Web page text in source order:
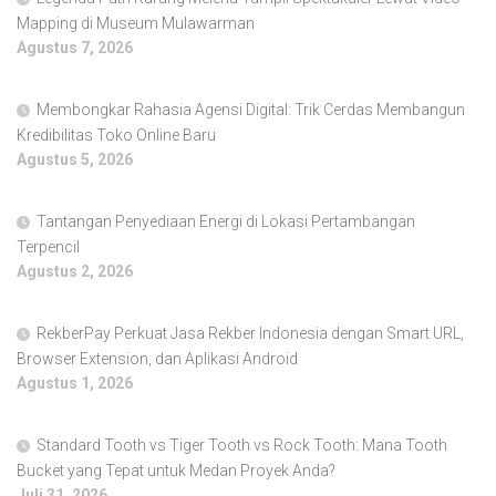
Mapping di Museum Mulawarman
Agustus 7, 2026
Membongkar Rahasia Agensi Digital: Trik Cerdas Membangun
Kredibilitas Toko Online Baru
Agustus 5, 2026
Tantangan Penyediaan Energi di Lokasi Pertambangan
Terpencil
Agustus 2, 2026
RekberPay Perkuat Jasa Rekber Indonesia dengan Smart URL,
Browser Extension, dan Aplikasi Android
Agustus 1, 2026
Standard Tooth vs Tiger Tooth vs Rock Tooth: Mana Tooth
Bucket yang Tepat untuk Medan Proyek Anda?